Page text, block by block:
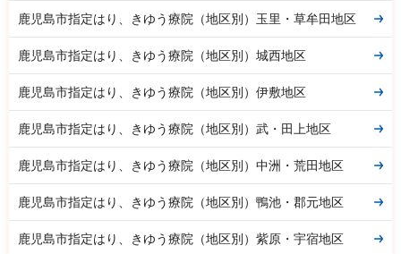
鹿児島市指定はり、きゆう療院（地区別）玉里・草牟田地区
鹿児島市指定はり、きゆう療院（地区別）城西地区
鹿児島市指定はり、きゆう療院（地区別）伊敷地区
鹿児島市指定はり、きゆう療院（地区別）武・田上地区
鹿児島市指定はり、きゆう療院（地区別）中洲・荒田地区
鹿児島市指定はり、きゆう療院（地区別）鴨池・郡元地区
鹿児島市指定はり、きゆう療院（地区別）紫原・宇宿地区